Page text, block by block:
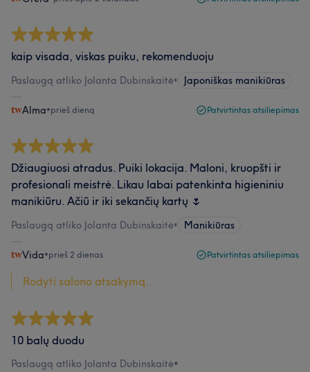
kaip visada, viskas puiku, rekomenduoju
Paslaugą atliko Jolanta Dubinskaitė• Japoniškas manikiūras
Alma•prieš dieną Patvirtintas atsiliepimas
Džiaugiuosi atradus. Puiki lokacija. Maloni, kruopšti ir
profesionali meistrė. Likau labai patenkinta higieniniu
manikiūru. Ačiū ir iki sekančių kartų 🌷
Paslaugą atliko Jolanta Dubinskaitė• Manikiūras
Vida•prieš 2 dienas Patvirtintas atsiliepimas
Rodyti salono atsakymą...
10 balų duodu
Paslaugą atliko Jolanta Dubinskaitė•